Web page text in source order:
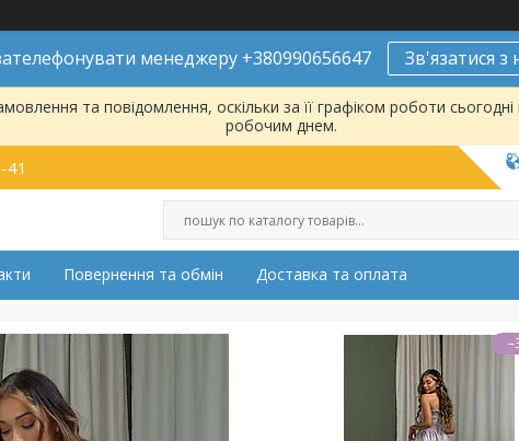
менеджеру +380990656647 Зв'язатися з
та повідомлення, оскільки за її графіком роботи
робочим днем.
41
Повернення та обмін Доставка та оплата